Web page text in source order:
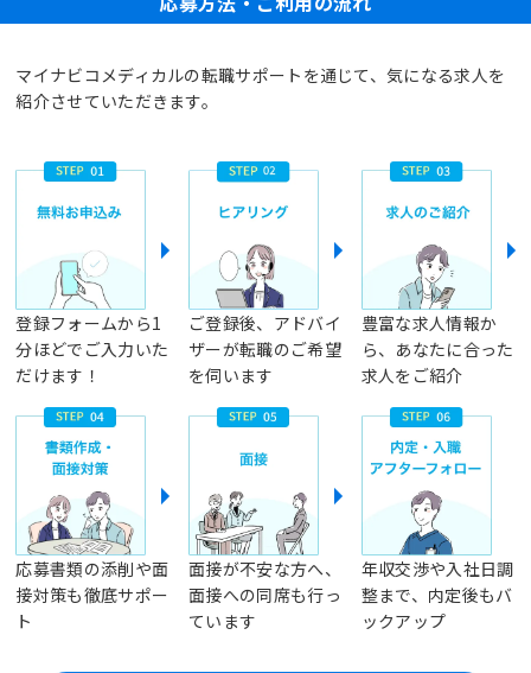
マイナビコメディカルの転職サポートを通じて、気になる求人を
紹介させていただきます。
登録フォームから1
分ほどでご入力いた
だけます！
ご登録後、アドバイ
ザーが転職のご希望
を伺います
豊富な求人情報か
ら、あなたに合った
求人をご紹介
応募書類の添削や面
接対策も徹底サポー
ト
面接が不安な方へ、
面接への同席も行っ
ています
年収交渉や入社日調
整まで、内定後もバ
ックアップ